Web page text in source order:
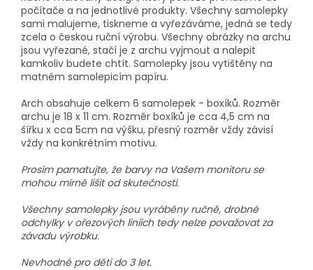
počítače a na jednotlivé produkty. Všechny samolepky
sami malujeme, tiskneme a vyřezáváme, jedná se tedy
zcela o českou ruční výrobu. Všechny obrázky na archu
jsou vyřezané, stačí je z archu vyjmout a nalepit
kamkoliv budete chtít. Samolepky jsou vytištěny na
matném samolepicím papíru.
Arch obsahuje celkem 6 samolepek - boxíků. Rozměr
archu je 18 x 11 cm. Rozměr boxíků je cca 4,5 cm na
šířku x cca 5cm na výšku, přesný rozměr vždy závisí
vždy na konkrétním motivu.
Prosím pamatujte, že barvy na Vašem monitoru se
mohou mírně lišit od skutečnosti.
Všechny samolepky jsou vyráběny ručně, drobné
odchylky v ořezových liniích tedy nelze považovat za
závadu výrobku.
Nevhodné pro děti do 3 let.